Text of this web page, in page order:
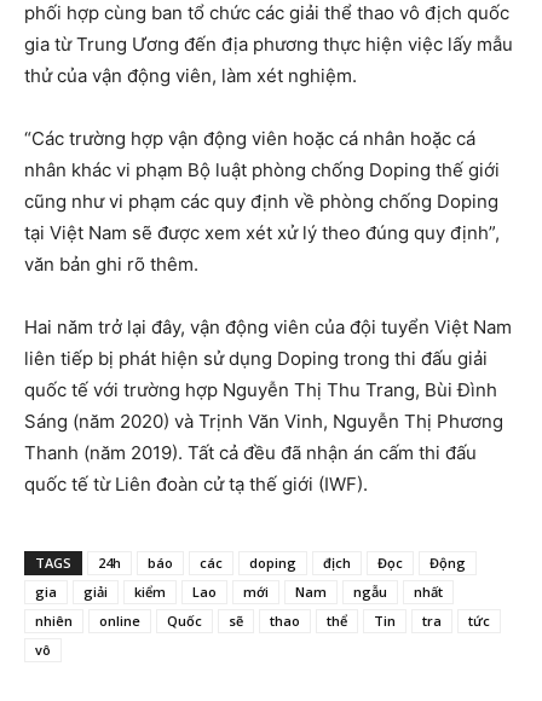
phối hợp cùng ban tổ chức các giải thể thao vô địch quốc
gia từ Trung Ương đến địa phương thực hiện việc lấy mẫu
thử của vận động viên, làm xét nghiệm.
“Các trường hợp vận động viên hoặc cá nhân hoặc cá
nhân khác vi phạm Bộ luật phòng chống Doping thế giới
cũng như vi phạm các quy định về phòng chống Doping
tại Việt Nam sẽ được xem xét xử lý theo đúng quy định”,
văn bản ghi rõ thêm.
Hai năm trở lại đây, vận động viên của đội tuyển Việt Nam
liên tiếp bị phát hiện sử dụng Doping trong thi đấu giải
quốc tế với trường hợp Nguyễn Thị Thu Trang, Bùi Đình
Sáng (năm 2020) và Trịnh Văn Vinh, Nguyễn Thị Phương
Thanh (năm 2019). Tất cả đều đã nhận án cấm thi đấu
quốc tế từ Liên đoàn cử tạ thế giới (IWF).
TAGS 24h báo các doping địch Đọc
Động
gia
giải kiểm Lao mới Nam ngẫu
nhất
nhiên
online Quốc sẽ thao thể Tin tra
tức
vô